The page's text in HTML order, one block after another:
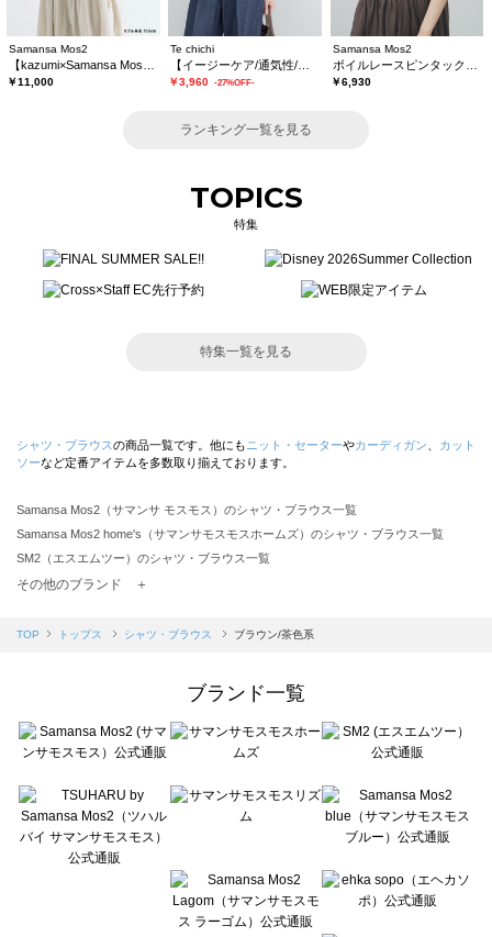
Samansa Mos2
￥11,000
Te chichi
￥3,960 -27%OFF-
Samansa Mos2
￥6,930
ランキング一覧を見る
TOPICS
特集
特集一覧を見る
シャツ・ブラウスの商品一覧です。他にも ニット・セーターやカーディガン
カット
ソーなど定番アイテムを多数取り揃えております。
Samansa Mos2（サマンサ モスモス）のシャツ・ブラウス一覧
Samansa Mos2 home's（サマンサモスモスホームズ）のシャツ・ブラウス一覧
SM2（エスエムツー）のシャツ・ブラウス一覧
Samansa Mos2 blue（サマンサモスモス ブルー）のシャツ・ブラウス一覧
sō4ū（ソウフォーユー）のシャツ・ブラウス一覧
Te chichi（テチチ）のシャツ・ブラウス一覧
Te chichi CLASSIC（テチチ クラシック）のシャツ・ブラウス一覧
Lugnoncure（ルノンキュール）のシャツ・ブラウス一覧
BETTY'S BLUE（べティーズブルー）のシャツ・ブラウス一覧
Wpc.（ワールドパーティー）のシャツ・ブラウス一覧
その他のブランド ＋
TOP トップス シャツ・ブラウス ブラウン/茶色系
ブランド一覧